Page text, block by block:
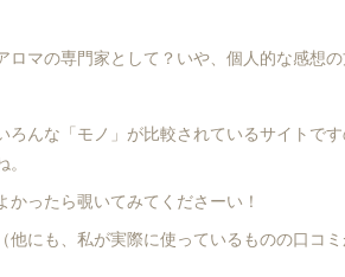
ロマの専門家として？いや、個人的な感想
ろんな「モノ」が比較されているサイトで
。
かったら覗いてみてくださーい！
（他にも、私が実際に使っているものの口コ